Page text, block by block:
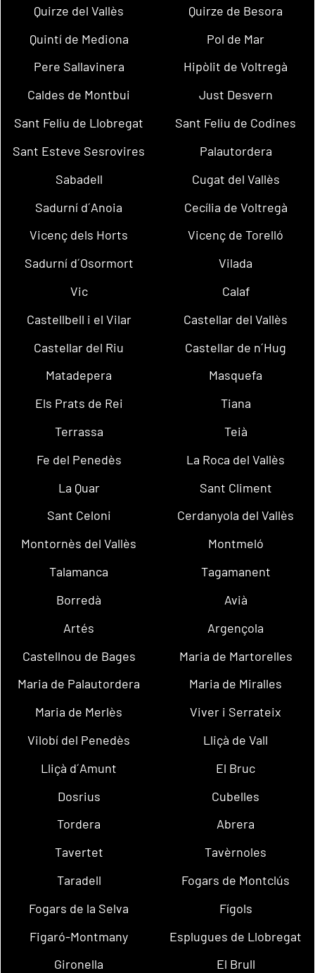
Quirze del Vallès
Quirze de Besora
Quintí de Mediona
Pol de Mar
Pere Sallavinera
Hipòlit de Voltregà
Caldes de Montbui
Just Desvern
Sant Feliu de Llobregat
Sant Feliu de Codines
Sant Esteve Sesrovires
Palautordera
Sabadell
Cugat del Vallès
Sadurní d´Anoia
Cecília de Voltregà
Vicenç dels Horts
Vicenç de Torelló
Sadurní d´Osormort
Vilada
Vic
Calaf
Castellbell i el Vilar
Castellar del Vallès
Castellar del Riu
Castellar de n´Hug
Matadepera
Masquefa
Els Prats de Rei
Tiana
Terrassa
Teià
Fe del Penedès
La Roca del Vallès
La Quar
Sant Climent
Sant Celoni
Cerdanyola del Vallès
Montornès del Vallès
Montmeló
Talamanca
Tagamanent
Borredà
Avià
Artés
Argençola
Castellnou de Bages
Maria de Martorelles
Maria de Palautordera
Maria de Miralles
Maria de Merlès
Viver i Serrateix
Vilobí del Penedès
Lliçà de Vall
Lliçà d´Amunt
El Bruc
Dosrius
Cubelles
Tordera
Abrera
Tavertet
Tavèrnoles
Taradell
Fogars de Montclús
Fogars de la Selva
Fígols
Figaró-Montmany
Esplugues de Llobregat
Gironella
El Brull